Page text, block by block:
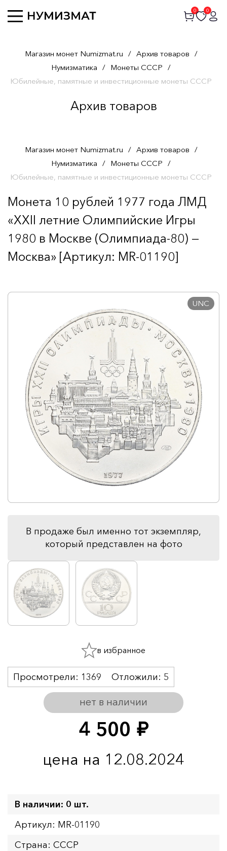
0 0
Магазин монет Numizmat.ru / Архив товаров /
Нумизматика / Монеты СССР /
Юбилейные, памятные и инвестиционные монеты СССР
Архив товаров
Магазин монет Numizmat.ru / Архив товаров /
Нумизматика / Монеты СССР /
Юбилейные, памятные и инвестиционные монеты СССР
Монета 10 рублей 1977 года ЛМД
«XXII летние Олимпийские Игры
1980 в Москве (Олимпиада-80) —
Москва» [Артикул: MR-01190]
UNC
В продаже был именно тот экземпляр,
который представлен на фото
4 500 руб.
цена на 12.08.2024
нет в наличии
Просмотрели: 1369 Отложили: 5
в избранное
В наличии: 0 шт.
Артикул: MR-01190
Страна: СССР